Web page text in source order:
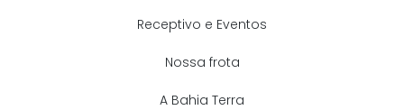
Receptivo e Eventos
Nossa frota
A Bahia Terra